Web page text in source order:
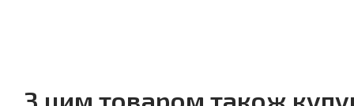
З цим товаром також